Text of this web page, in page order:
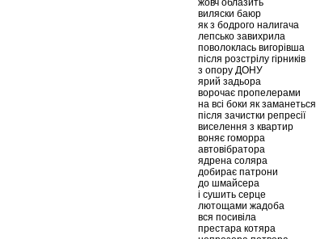
жовч облазить
виляски баюр
як з бодрого налигача
лепсько завихрила
поволоклась вигорівша
після розстрілу гірників
з опору ДОНУ
ярий задьора
ворочає пропелерами
на всі боки як заманеться
після зачистки репресії
виселення з квартир
воняє гоморра
автовібратора
ядрена соляра
добирає патрони
до шмайсера
і сушить серце
лютощами жадоба
вся посивіла
престара котяра